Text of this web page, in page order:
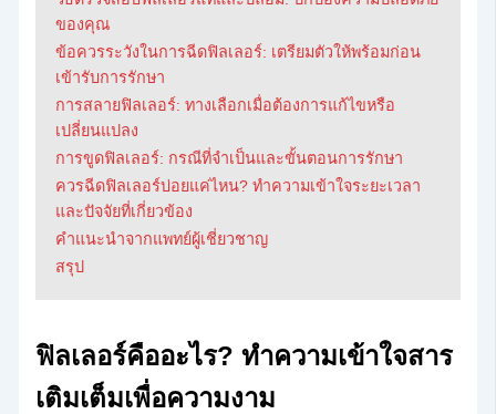
ของคุณ
ข้อควรระวังในการฉีดฟิลเลอร์: เตรียมตัวให้พร้อมก่อน
เข้ารับการรักษา
การสลายฟิลเลอร์: ทางเลือกเมื่อต้องการแก้ไขหรือ
เปลี่ยนแปลง
การขูดฟิลเลอร์: กรณีที่จำเป็นและขั้นตอนการรักษา
ควรฉีดฟิลเลอร์บ่อยแค่ไหน? ทำความเข้าใจระยะเวลา
และปัจจัยที่เกี่ยวข้อง
คำแนะนำจากแพทย์ผู้เชี่ยวชาญ
สรุป
ฟิลเลอร์คืออะไร? ทำความเข้าใจสาร
เติมเต็มเพื่อความงาม